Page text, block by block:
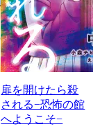
扉を開けたら殺
される−恐怖の館
へようこそ−